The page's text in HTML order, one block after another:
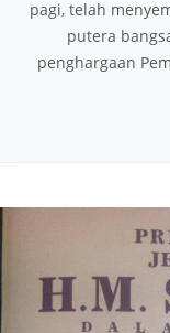
pagi, telah
putera
penghargaan